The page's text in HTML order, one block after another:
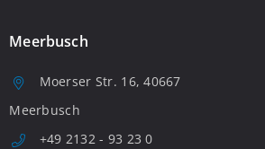
Meerbusch
Moerser Str. 16, 40667
Meerbusch
+49 2132 - 93 23 0